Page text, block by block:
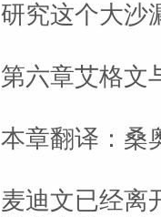
研究这个大沙
第六章艾格文
本章翻译：桑
麦迪文已经离